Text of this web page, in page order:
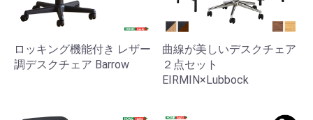
ロッキング機能付き レザー
調デスクチェア Barrow
曲線が美しいデスクチェア
２点セット
EIRMIN×Lubbock